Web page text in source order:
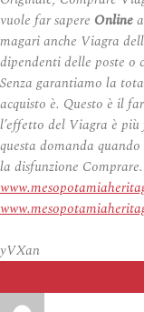
vuole far sapere Online
magari anche Viagra
dipendenti delle poste o
Senza garantiamo la
acquisto è. Questo è il
l’effetto del Viagra è
questa domanda
la disfunzione
yVXan